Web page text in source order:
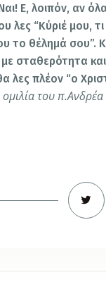
Ε, λοιπόν, αν
λες “Κύριέ μου,
το θέλημά σου”.
σταθερότητα
λες πλέον “ο
του